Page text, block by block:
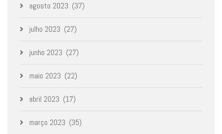
agosto 2023 (37)
julho 2023 (27)
junho 2023 (27)
maio 2023 (22)
abril 2023 (17)
março 2023 (35)